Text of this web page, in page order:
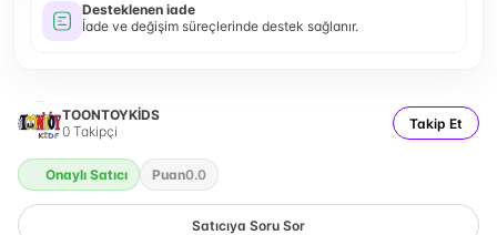
Desteklenen iade
İade ve değişim süreçlerinde destek sağlanır.
TOONTOYKİDS
0 Takipçi Takip Et
Onaylı Satıcı Puan0.0
Satıcıya Soru Sor